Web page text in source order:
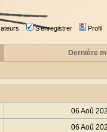
S'enregistrer Profil
Dernière
06 Aoû
06 Aoû